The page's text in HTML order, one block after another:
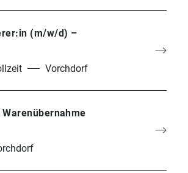
(m/w/d) –
Vorchdorf